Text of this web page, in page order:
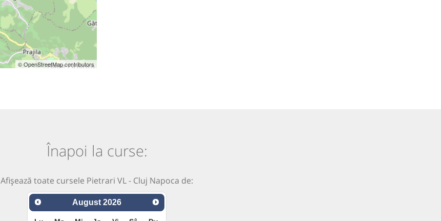
© OpenStreetMap contributors
Înapoi la curse:
Afișează toate cursele Pietrari VL - Cluj Napoca de:
August 2026